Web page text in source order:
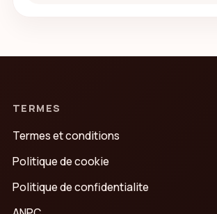
TERMES
Termes et conditions
Politique de cookie
Politique de confidentialite